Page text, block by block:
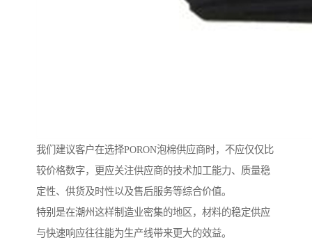
我们建议客户在选择PORON泡棉供应商时，不应仅仅比
较价格数字，更应关注供应商的技术加工能力、质量稳
定性、供货及时性以及售后服务等综合价值。
特别是在潮州这样制造业密集的地区，材料的稳定供应
与快速响应往往能为生产线带来更大的效益。